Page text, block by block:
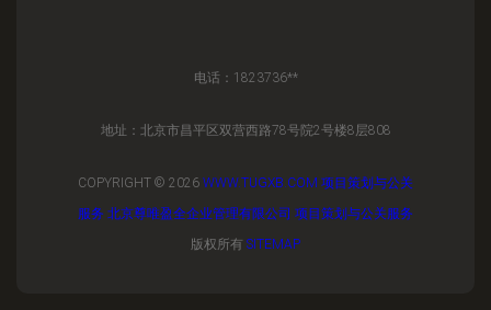
电话：1823736**
地址：北京市昌平区双营西路78号院2号楼8层808
COPYRIGHT © 2026 WWW.TUGXB.COM 项目策划与公关
服务 北京尊唯盈全企业管理有限公司 项目策划与公关服务
版权所有 SITEMAP